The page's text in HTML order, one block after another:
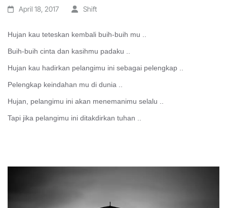
April 18, 2017 Shift
Hujan kau teteskan kembali buih-buih mu ..
Buih-buih cinta dan kasihmu padaku ..
Hujan kau hadirkan pelangimu ini sebagai pelengkap ..
Pelengkap keindahan mu di dunia ..
Hujan, pelangimu ini akan menemanimu selalu ..
Tapi jika pelangimu ini ditakdirkan tuhan ..